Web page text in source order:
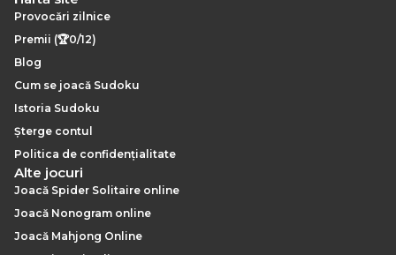
Provocări zilnice
Premii (🏆0/12)
Blog
Cum se joacă Sudoku
Istoria Sudoku
Șterge contul
Politica de confidențialitate
Alte jocuri
Joacă Spider Solitaire online
Joacă Nonogram online
Joacă Mahjong Online